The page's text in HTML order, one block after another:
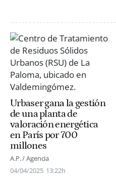
Urbaser gana la gestión
de una planta de
valoración energética
en París por 700
millones
A.P. / Agencia
04/04/2025 13:22h